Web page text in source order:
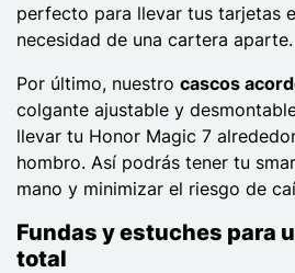
perfecto para llevar tus tarjetas
necesidad de una cartera aparte.
Por último, nuestro cascos
colgante ajustable y
llevar tu Honor Magic 7
hombro. Así podrás tener tu
mano y minimizar el riesgo de
Fundas y estuches para
total